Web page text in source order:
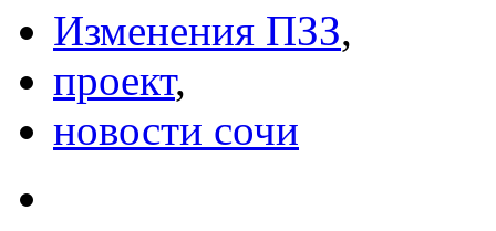
Изменения ПЗЗ,
проект,
новости сочи